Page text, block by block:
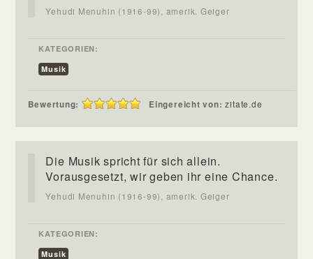
Yehudi Menuhin (1916-99), amerik. Geiger
KATEGORIEN:
Musik
Bewertung: Eingereicht von:zitate.de
Die Musik spricht für sich allein.
Vorausgesetzt, wir geben ihr eine Chance.
Yehudi Menuhin (1916-99), amerik. Geiger
KATEGORIEN:
Musik